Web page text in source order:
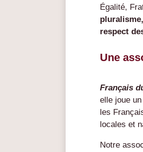
Égalité,
respect
Une
Français
elle joue
les
locales et
Notre